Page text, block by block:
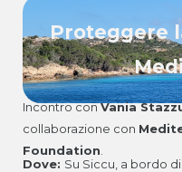
Proteggere
Incontro conVania
collaborazione con
Foundation
Dove: Su Siccu, a bordo